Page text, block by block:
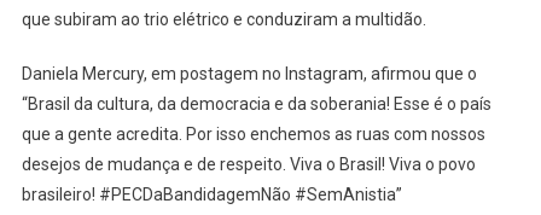
que subiram ao trio elétrico e conduziram a multidão.
Daniela Mercury, em postagem no Instagram, afirmou que o
“Brasil da cultura, da democracia e da soberania! Esse é o país
que a gente acredita. Por isso enchemos as ruas com nossos
desejos de mudança e de respeito. Viva o Brasil! Viva o povo
brasileiro! #PECDaBandidagemNão #SemAnistia”